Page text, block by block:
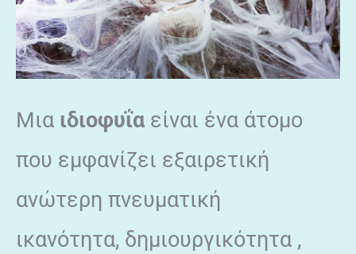
Μια ιδιοφυΐα είναι ένα άτομο
που εμφανίζει εξαιρετική
ανώτερη πνευματική
ικανότητα, δημιουργικότητα ,